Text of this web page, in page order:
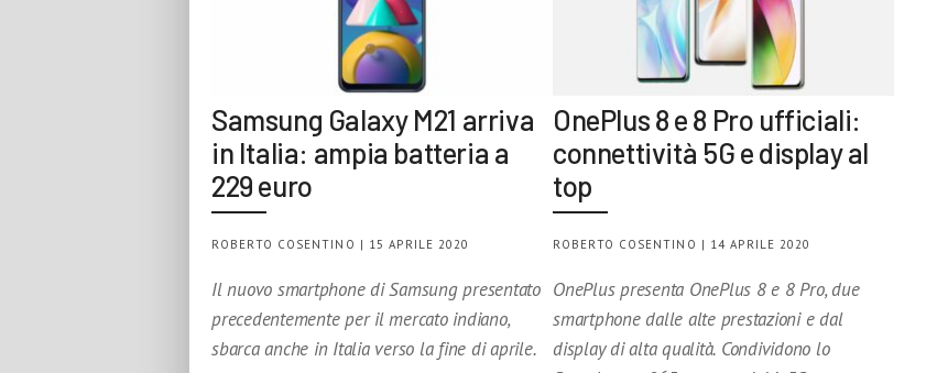
Samsung Galaxy M21 arriva
in Italia: ampia batteria a
229 euro
ROBERTO COSENTINO | 15 APRILE 2020
Il nuovo smartphone di Samsung presentato
precedentemente per il mercato indiano,
sbarca anche in Italia verso la fine di aprile.
OnePlus 8 e 8 Pro ufficiali:
connettività 5G e display al
top
ROBERTO COSENTINO | 14 APRILE 2020
OnePlus presenta OnePlus 8 e 8 Pro, due
smartphone dalle alte prestazioni e dal
display di alta qualità. Condividono lo